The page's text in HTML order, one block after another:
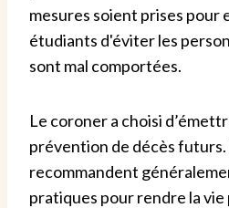
mesures soient prises pour
étudiants d'éviter les
sont mal comportées.
Le coroner a choisi
prévention de décès futurs.
recommandent
pratiques pour rendre la vie